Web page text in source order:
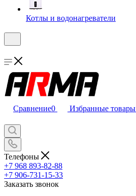
Котлы и водонагреватели
Сравнение0 Избранные товары
Телефоны
+7 968 893-82-88
+7 906-731-15-33
Заказать звонок